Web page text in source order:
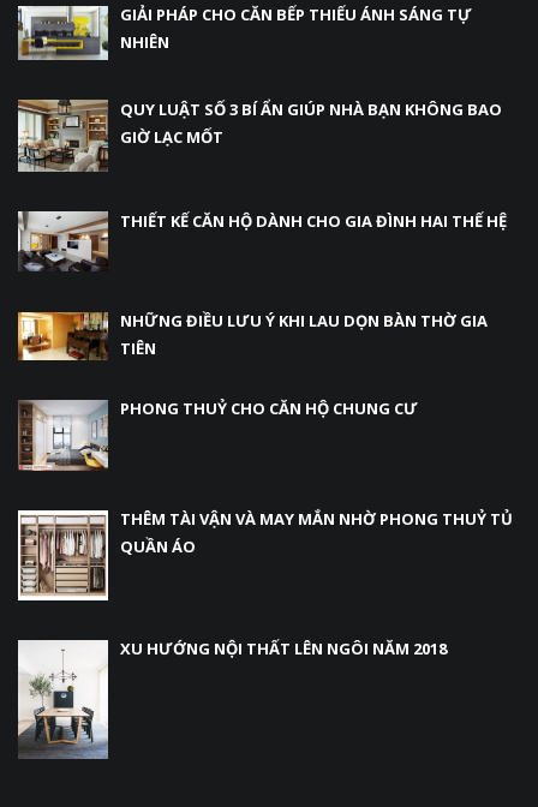
GIẢI PHÁP CHO CĂN BẾP THIẾU ÁNH SÁNG TỰ
NHIÊN
QUY LUẬT SỐ 3 BÍ ẨN GIÚP NHÀ BẠN KHÔNG BAO
GIỜ LẠC MỐT
THIẾT KẾ CĂN HỘ DÀNH CHO GIA ĐÌNH HAI THẾ HỆ
NHỮNG ĐIỀU LƯU Ý KHI LAU DỌN BÀN THỜ GIA
TIÊN
PHONG THUỶ CHO CĂN HỘ CHUNG CƯ
THÊM TÀI VẬN VÀ MAY MẮN NHỜ PHONG THUỶ TỦ
QUẦN ÁO
XU HƯỚNG NỘI THẤT LÊN NGÔI NĂM 2018